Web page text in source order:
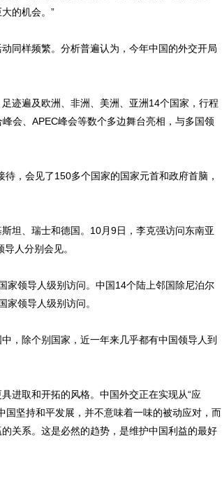
的机会。”
样频繁。分析普遍认为，今年中国的外交开局
遍及欧洲、非洲、美洲、亚洲14个国家，行程
会、APEC峰会等数个多边舞台亮相，与多国领
，会见了150多个国家的国家元首和政府首脑，
、瑞士和德国。10月9日，李克强访问东南亚
人分别会见。
领导人级别访问。中国14个陆上邻国除尼泊尔
领导人级别访问。
除个别国家，近一年来几乎都有中国领导人到
取和开拓的风格。中国外交正在实现从“应
国坚持和平发展，并不意味着一味的被动应对，而
关系。这是必然的趋势，是维护中国利益的最好